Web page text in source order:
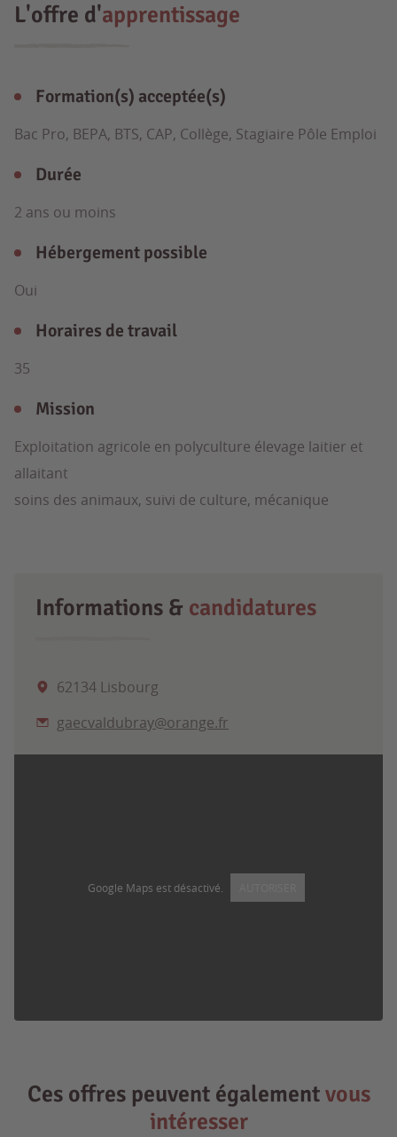
L'offre d'apprentissage
Formation(s) acceptée(s)
Bac Pro, BEPA, BTS, CAP, Collège, Stagiaire Pôle Emploi
Durée
2 ans ou moins
Hébergement possible
Oui
Horaires de travail
35
Mission
Exploitation agricole en polyculture élevage laitier et
allaitant
soins des animaux, suivi de culture, mécanique
Informations & candidatures
62134 Lisbourg
gaecvaldubray@orange.fr
Google Maps est désactivé.
Ces offres peuvent égalementvous
intéresser